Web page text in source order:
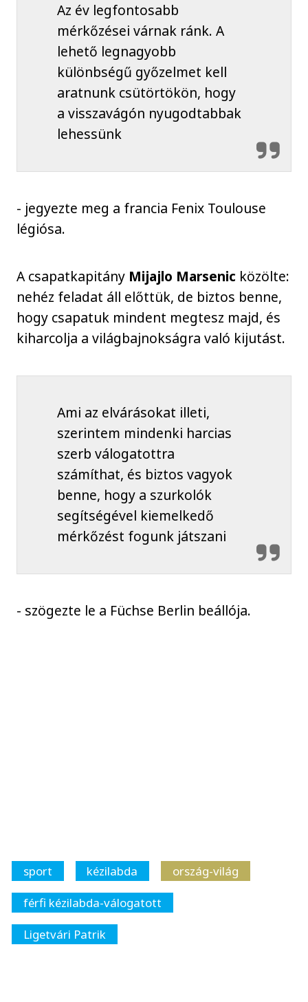
Az év legfontosabb
mérkőzései várnak ránk. A
lehető legnagyobb
különbségű győzelmet kell
aratnunk csütörtökön, hogy
a visszavágón nyugodtabbak
lehessünk
- jegyezte meg a francia Fenix Toulouse
légiósa.
A csapatkapitány Mijajlo Marsenic közölte:
nehéz feladat áll előttük, de biztos benne,
hogy csapatuk mindent megtesz majd, és
kiharcolja a világbajnokságra való kijutást.
Ami az elvárásokat illeti,
szerintem mindenki harcias
szerb válogatottra
számíthat, és biztos vagyok
benne, hogy a szurkolók
segítségével kiemelkedő
mérkőzést fogunk játszani
- szögezte le a Füchse Berlin beállója.
sport kézilabda
ország-világ
férfi kézilabda-válogatott
Ligetvári Patrik